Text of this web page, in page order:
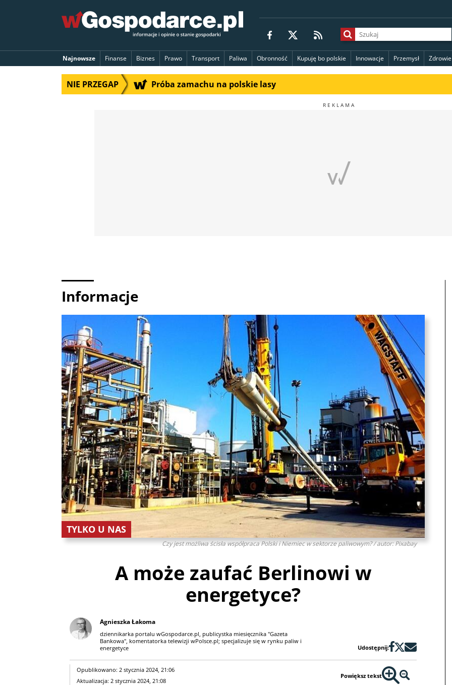
Najnowsze Finanse Biznes Prawo Transport Paliwa Obronność Kupuję bo polskie Innowacje Przemysł Zdrowie
NIE PRZEGAP Próba zamachu na polskie lasy
Informacje
Czy jest możliwa ścisła współpraca Polski i Niemiec w sektorze paliwowym? / autor: Pixabay
TYLKO U NAS
A może zaufać Berlinowi w
energetyce?
Agnieszka Łakoma
dziennikarka portalu wGospodarce.pl, publicystka miesięcznika "Gazeta
Bankowa", komentatorka telewizji wPolsce.pl; specjalizuje się w rynku paliw i
energetyce
Udostępnij:
Opublikowano: 2 stycznia 2024, 21:06
Aktualizacja: 2 stycznia 2024, 21:08
Powiększ tekst